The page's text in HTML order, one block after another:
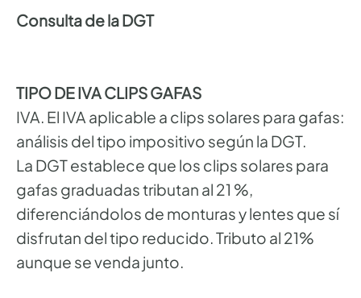
Consulta de la DGT
TIPO DE IVA CLIPS GAFAS
IVA. El IVA aplicable a clips solares para gafas:
análisis del tipo impositivo según la DGT.
La DGT establece que los clips solares para
gafas graduadas tributan al 21 %,
diferenciándolos de monturas y lentes que sí
disfrutan del tipo reducido. Tributo al 21%
aunque se venda junto.